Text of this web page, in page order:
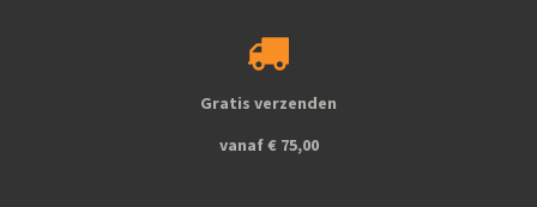
o
o
m
Gratis verzenden
vanaf € 75,00